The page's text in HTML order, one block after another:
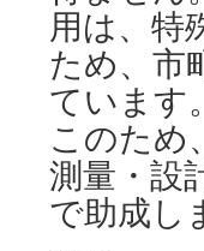
用は、特
ため、市
ています。
このため
測量・設
で助成し